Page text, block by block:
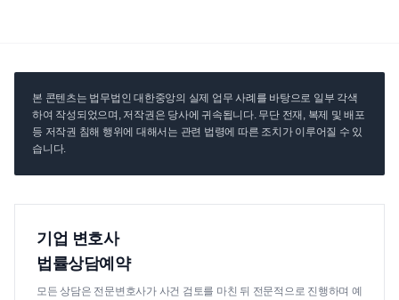
본 콘텐츠는 법무법인 대한중앙의 실제 업무 사례를 바탕으로 일부 각색
하여 작성되었으며, 저작권은 당사에 귀속됩니다. 무단 전재, 복제 및 배포
등 저작권 침해 행위에 대해서는 관련 법령에 따른 조치가 이루어질 수 있
습니다.
기업 변호사
법률상담예약
모든 상담은 전문변호사가 사건 검토를 마친 뒤 전문적으로 진행하며 예